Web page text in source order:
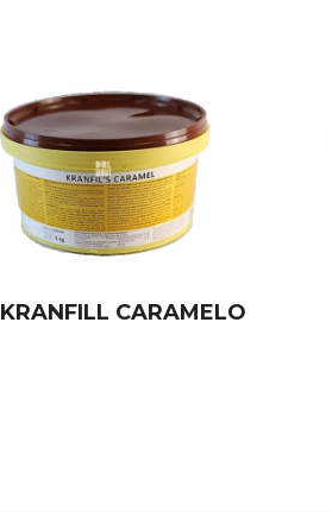
KRANFILL CARAMELO